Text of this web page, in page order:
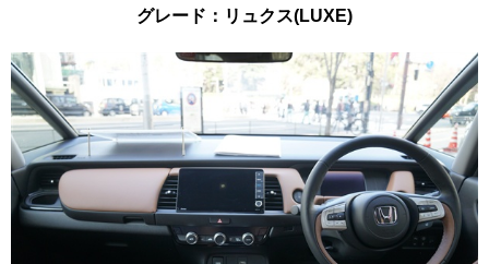
グレード：リュクス(LUXE)